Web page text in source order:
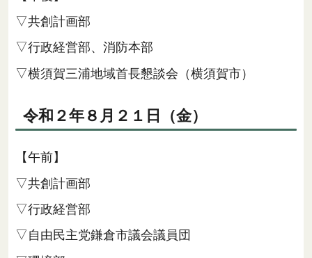
▽共創計画部
▽行政経営部、消防本部
▽横須賀三浦地域首長懇談会（横須賀市）
令和２年８月２１日（金）
【午前】
▽共創計画部
▽行政経営部
▽自由民主党鎌倉市議会議員団